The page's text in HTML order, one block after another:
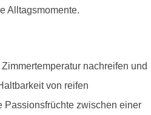
Alltagsmomente.
nachreifen und
von reifen
Passionsfrüchte zwischen einer